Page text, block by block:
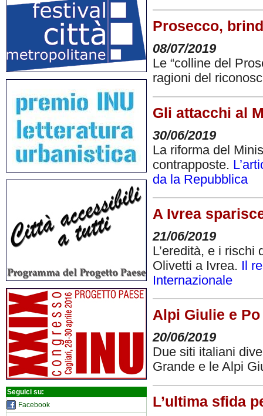
Seguici su:
Facebook
Prosecco,
08/07/2019
Le “colline del
ragioni del
Gli attacchi al
30/06/2019
La riforma del
contrapposte.
da la Repubblica
A Ivrea
21/06/2019
L’eredità, e i
Olivetti a Ivrea. Il
Internazionale
Alpi Giulie e
20/06/2019
Due siti italiani
Grande e le Alpi
L’ultima sfida